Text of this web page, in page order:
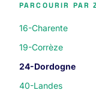
PARCOURIR PAR
16-Charente
19-Corrèze
24-Dordogne
40-Landes